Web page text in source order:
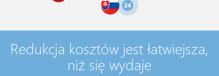
Redukcja kosztów jest łatwiejsza,
niż się wydaje